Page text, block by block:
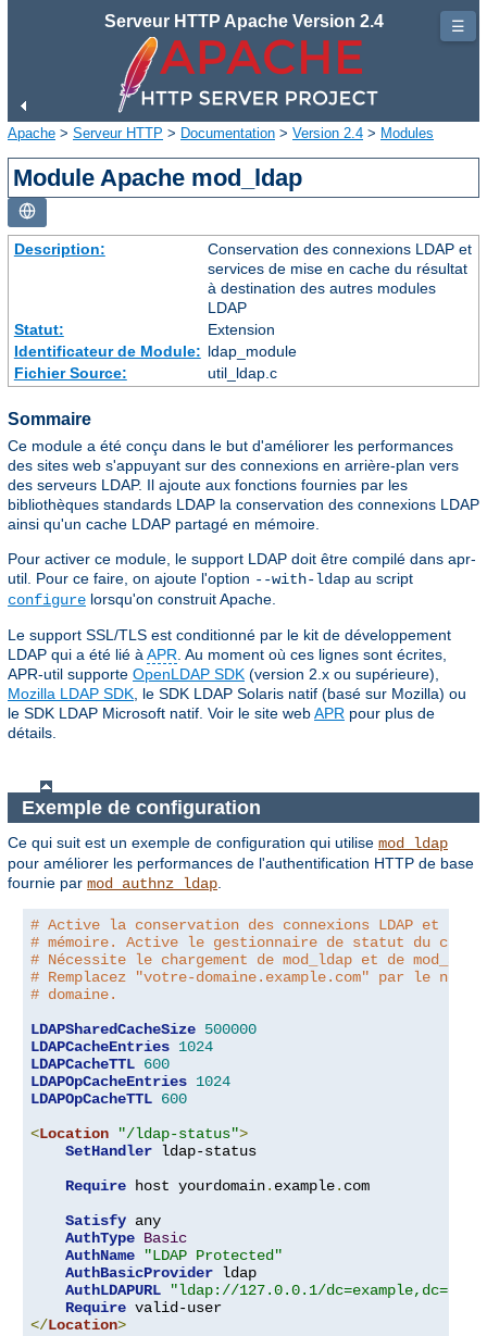
Serveur HTTP Apache Version 2.4
Apache > Serveur HTTP > Documentation > Version 2.4 > Modules
Module Apache mod_ldap
Description:
Conservation des connexions LDAP et
services de mise en cache du résultat
à destination des autres modules
LDAP
Statut:
Extension
Identificateur de Module: ldap_module
Fichier Source:
util_ldap.c
Sommaire
Ce module a été conçu dans le but d'améliorer les performances
des sites web s'appuyant sur des connexions en arrière-plan vers
des serveurs LDAP. Il ajoute aux fonctions fournies par les
bibliothèques standards LDAP la conservation des connexions LDAP
ainsi qu'un cache LDAP partagé en mémoire.
Pour activer ce module, le support LDAP doit être compilé dans apr-
util. Pour ce faire, on ajoute l'option --with-ldap au script
configure lorsqu'on construit Apache.
Le support SSL/TLS est conditionné par le kit de développement
LDAP qui a été lié à APR . Au moment où ces lignes sont écrites,
APR-util supporte OpenLDAP SDK (version 2.x ou supérieure),
Mozilla LDAP SDK , le SDK LDAP Solaris natif (basé sur Mozilla) ou
le SDK LDAP Microsoft natif. Voir le site webAPR pour plus de
détails.
Exemple de configuration
Ce qui suit est un exemple de configuration qui utilise mod_ldap
pour améliorer les performances de l'authentification HTTP de base
fournie par mod_authnz_ldap.
# Active la conservation des connexions LDAP et le
# mémoire. Active le gestionnaire de statut du cache
# Nécessite le chargement de mod_ldap et de
# Remplacez "votre-domaine.example.com" par le nom
# domaine.
LDAPSharedCacheSize 500000
LDAPCacheEntries 1024
LDAPCacheTTL 600
LDAPOpCacheEntries 1024
LDAPOpCacheTTL 600
<Location "/ldap-status">
SetHandler ldap-status
Require host yourdomain. example. com
Satisfy any
AuthType Basic
AuthName
"LDAP Protected"
AuthBasicProvider ldap
AuthLDAPURL
"ldap://127.0.0.1/
Require
</Location>
☰